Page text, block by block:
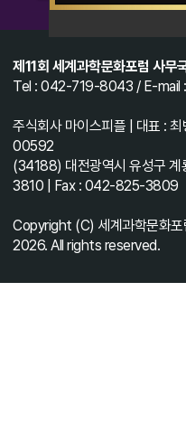
제11회 세계과학문화포럼 사무
Tel : 042-719-8043 / E-mail
주식회사 마이스피플 | 대표 :
00592
(34188) 대전광역시 유성구
3810 | Fax : 042-825-3809
Copyright (C) 세계과학문화
2026. All rights reserved.